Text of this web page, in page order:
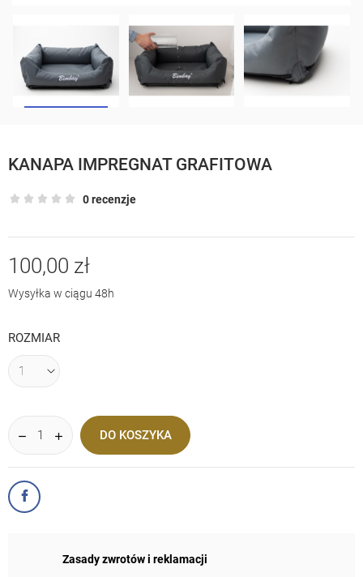
KANAPA IMPREGNAT GRAFITOWA
0 recenzje
100,00 zł
Wysyłka w ciągu 48h
ROZMIAR
DO KOSZYKA
Zasady zwrotów i reklamacji